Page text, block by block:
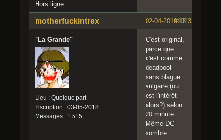
Hors ligne
#972
02-04-2019 18:32:03
motherfuckintrex
"La Grande"
Lieu : Quelque part
Inscription : 03-05-2018
Messages : 1 515
C'est original,
parce que
c'est comme
deadpool
sans blague
vulgaire (ou
est l'intérêt
alors?) selon
20 minute.
Même DC
sombre